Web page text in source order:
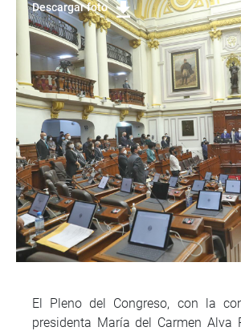
Descargar foto
El Pleno del Congreso, con la
presidenta María del Carmen Alva